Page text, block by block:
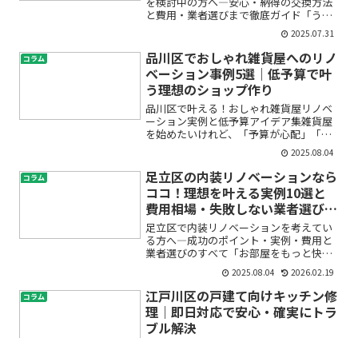
と費用・業者選びまで徹底ガイド「うち
のマンションのガスコンロ、古くなって
きて心配…」「ガスコンロ交換って、ど
う進めればいいの？」「費用や業者選び
で失敗したくない」。江戸...
2025.07.31
コラム
品川区でおしゃれ雑貨屋へのリノ
ベーション事例5選｜低予算で叶
う理想のショップ作り
品川区で叶える！おしゃれ雑貨屋リノベ
ーション実例と低予算アイデア集雑貨屋
を始めたいけれど、「予算が心配」「ど
んなお店にしたらいいかわからない」と
悩んでいませんか？品川区で理想のおし
ゃれ雑貨屋を作るには、限られた予算の
中でも工夫次第で素敵な空...
2025.08.04
コラム
足立区の内装リノベーションなら
ココ！理想を叶える実例10選と
費用相場・失敗しない業者選びガ
イド
足立区で内装リノベーションを考えてい
る方へ―成功のポイント・実例・費用と
業者選びのすべて「お部屋をもっと快適
にしたい」「古くなったアパートをリフ
ォームして資産価値を上げたい」「マン
ション購入後、自分好みにリノベーショ
ンしたい」「店舗を今の時...
2025.08.04 2026.02.19
コラム
江戸川区の戸建て向けキッチン修
理｜即日対応で安心・確実にトラ
ブル解決